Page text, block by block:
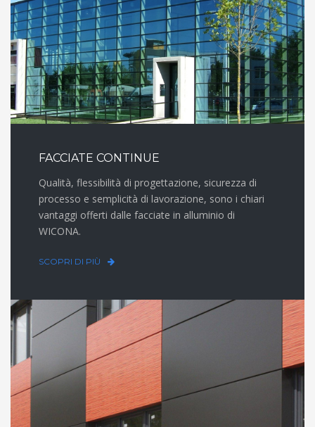
FACCIATE CONTINUE
Qualità, flessibilità di progettazione, sicurezza di
processo e semplicità di lavorazione, sono i chiari
vantaggi offerti dalle facciate in alluminio di
WICONA.
SCOPRI DI PIÙ